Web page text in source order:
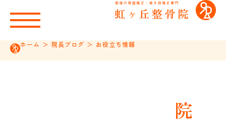
ホーム ＞ 院長ブログ ＞ お役立ち情報